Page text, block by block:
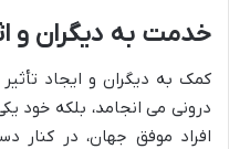
خدمت به دیگران و
کمک به دیگران و ایجاد
درونی می انجامد، بلکه خود
افراد موفق جهان، در کنار